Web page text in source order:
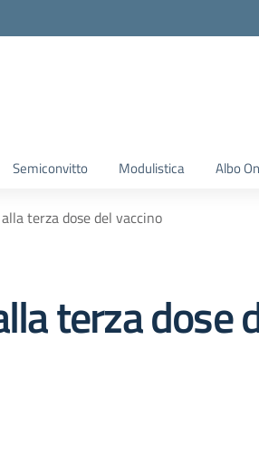
Semiconvitto Modulistica Albo
terza dose del vaccino
terza dose